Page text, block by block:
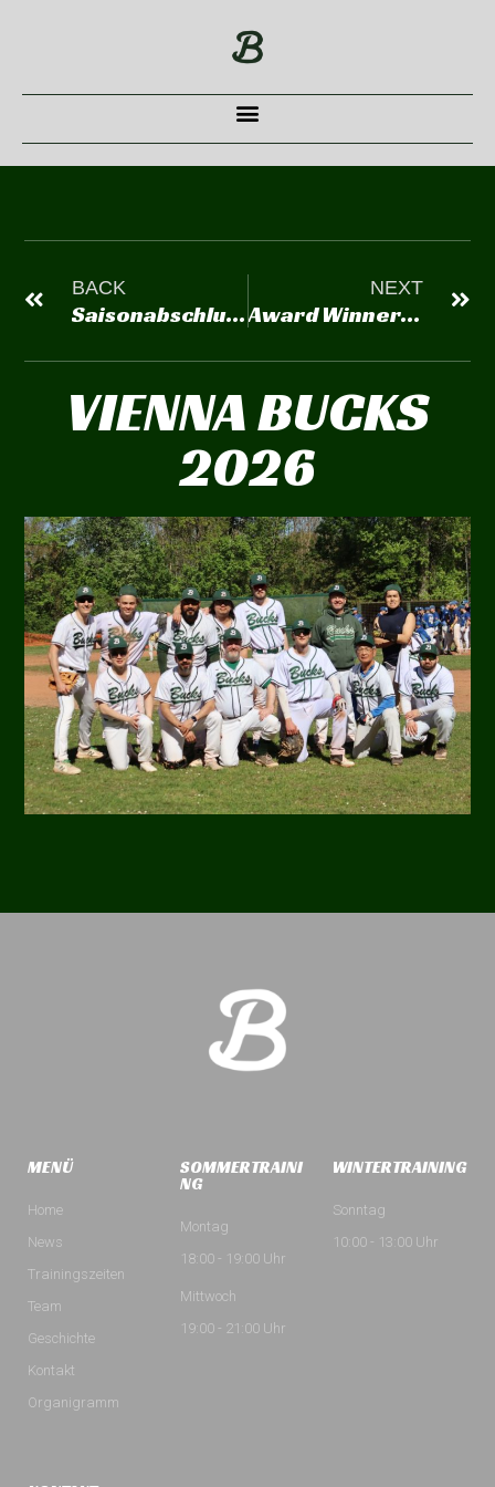
BACK
Saisonabschluss Slowpitch Softball
NEXT
Award Winners 2024: Volker und Nicolas
VIENNA BUCKS
2026
MENÜ
Home
News
Trainingszeiten
Team
Geschichte
Kontakt
Organigramm
SOMMERTRAINI
NG
Montag
18:00 - 19:00 Uhr
Mittwoch
19:00 - 21:00 Uhr
WINTERTRAINING
Sonntag
10:00 - 13:00 Uhr